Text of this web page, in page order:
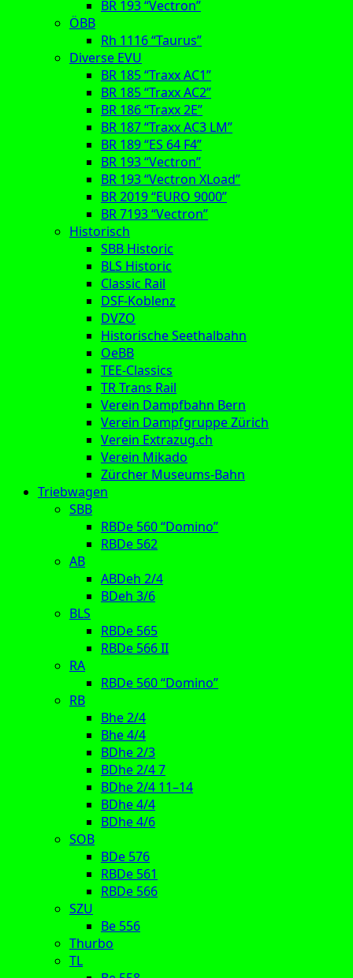
BR 193 “Vectron”
ÖBB
Rh 1116 “Taurus”
Diverse EVU
BR 185 “Traxx AC1”
BR 185 “Traxx AC2”
BR 186 “Traxx 2E”
BR 187 “Traxx AC3 LM”
BR 189 “ES 64 F4”
BR 193 “Vectron”
BR 193 “Vectron XLoad”
BR 2019 “EURO 9000”
BR 7193 “Vectron”
Historisch
SBB Historic
BLS Historic
Classic Rail
DSF-Koblenz
DVZO
Historische Seethalbahn
OeBB
TEE-Classics
TR Trans Rail
Verein Dampfbahn Bern
Verein Dampfgruppe Zürich
Verein Extrazug.ch
Verein Mikado
Zürcher Museums-Bahn
Triebwagen
SBB
RBDe 560 “Domino”
RBDe 562
AB
ABDeh 2/4
BDeh 3/6
BLS
RBDe 565
RBDe 566 II
RA
RBDe 560 “Domino”
RB
Bhe 2/4
Bhe 4/4
BDhe 2/3
BDhe 2/4 7
BDhe 2/4 11–14
BDhe 4/4
BDhe 4/6
SOB
BDe 576
RBDe 561
RBDe 566
SZU
Be 556
Thurbo
TL